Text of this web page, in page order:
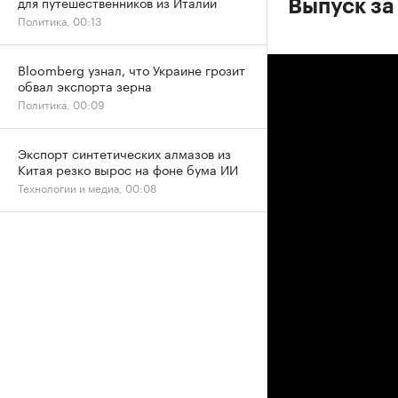
Выпуск
Политика, 00:13
Bloomberg узнал, что Украине грозит
обвал экспорта зерна
Политика, 00:09
Экспорт синтетических алмазов из
Китая резко вырос на фоне бума ИИ
Технологии и медиа, 00:08